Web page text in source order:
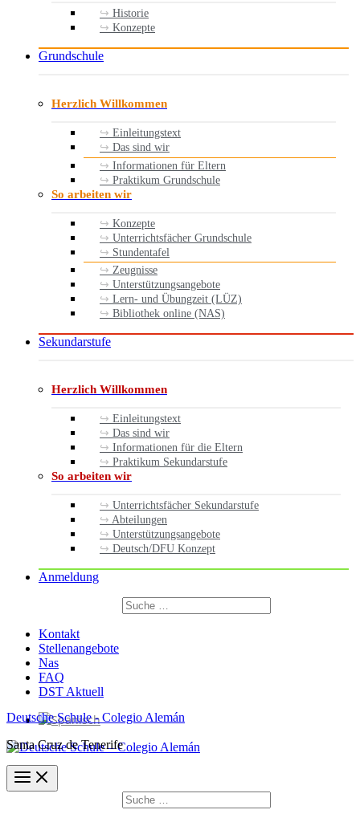
Historie
Konzepte
Grundschule
Herzlich Willkommen
Einleitungstext
Das sind wir
Informationen für Eltern
Praktikum Grundschule
So arbeiten wir
Konzepte
Unterrichtsfächer Grundschule
Stundentafel
Zeugnisse
Unterstützungsangebote
Lern- und Übungzeit (LÜZ)
Bibliothek online (NAS)
Sekundarstufe
Herzlich Willkommen
Einleitungstext
Das sind wir
Informationen für die Eltern
Praktikum Sekundarstufe
So arbeiten wir
Unterrichtsfächer Sekundarstufe
Abteilungen
Unterstützungsangebote
Deutsch/DFU Konzept
Anmeldung
Suchen
nach:
Kontakt
Stellenangebote
Nas
FAQ
DST Aktuell
Deutsche Schule - Colegio Alemán
Santa Cruz de Tenerife
Suchen
nach: